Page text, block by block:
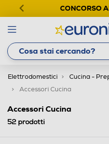
CONCORSO
Elettrodomestici
Cucina -
Accessori Cucina
Accessori Cucina
52prodotti